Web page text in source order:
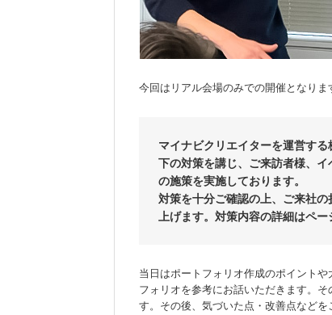
今回はリアル会場のみでの開催となりま
マイナビクリエイターを運営す
下の対策を講じ、ご来訪者様、
の施策を実施しております。
対策を十分ご確認の上、ご来社
上げます。対策内容の詳細はペ
当日はポートフォリオ作成のポイント
フォリオを参考にお話いただきます。
す。その後、気づいた点・改善点など